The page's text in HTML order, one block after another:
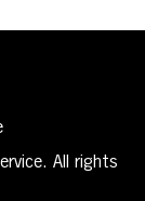
All rights